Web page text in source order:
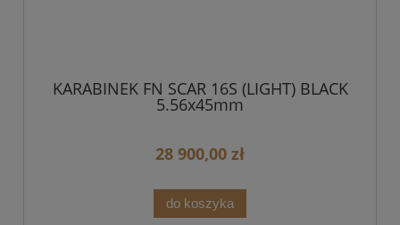
KARABINEK FN SCAR 16S (LIGHT) BLACK
5.56x45mm
28 900,00 zł
do koszyka